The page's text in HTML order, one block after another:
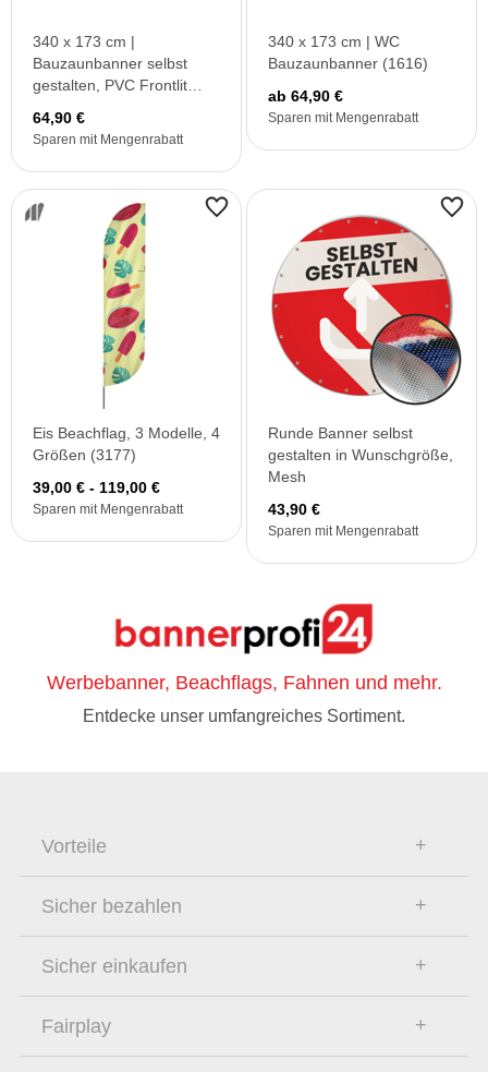
340 x 173 cm |
Bauzaunbanner selbst
gestalten, PVC Frontlit
64,90 €
Sparen mit Mengenrabatt
340 x 173 cm | WC
Bauzaunbanner (1616)
ab 64,90 €
Sparen mit Mengenrabatt
Eis Beachflag, 3 Modelle, 4
Größen (3177)
39,00 € - 119,00 €
Sparen mit Mengenrabatt
Runde Banner selbst
gestalten in Wunschgröße,
Mesh
43,90 €
Sparen mit Mengenrabatt
Werbebanner, Beachflags, Fahnen und mehr.
Entdecke unser umfangreiches Sortiment.
Vorteile
Sicher bezahlen
Sicher einkaufen
Fairplay